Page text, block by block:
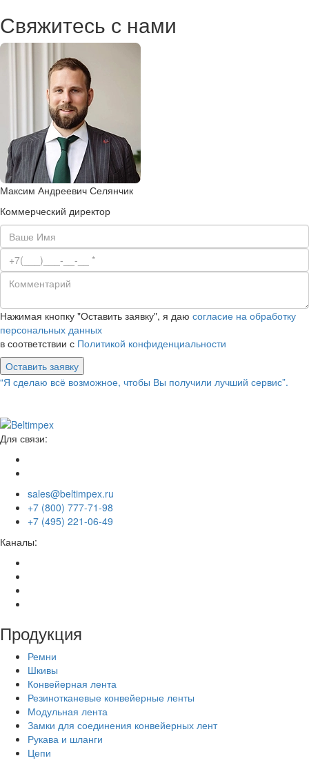
Свяжитесь с нами
Максим Андреевич Селянчик
Коммерческий директор
Нажимая кнопку "Оставить заявку", я даю согласие на обработку
персональных данных
в соответствии с Политикой конфиденциальности
Оставить заявку
“Я сделаю всё возможное, чтобы Вы получили лучший сервис”.
Для связи:
sales@beltimpex.ru
+7 (800) 777-71-98
+7 (495) 221-06-49
Каналы:
Продукция
Ремни
Шкивы
Конвейерная лента
Резинотканевые конвейерные ленты
Модульная лента
Замки для соединения конвейерных лент
Рукава и шланги
Цепи